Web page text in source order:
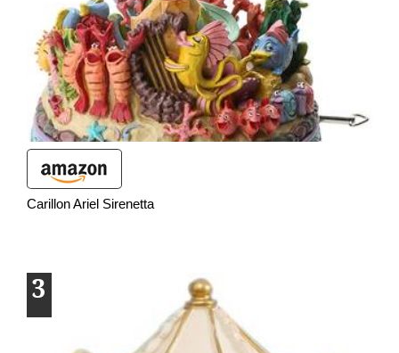
Carillon Ariel Sirenetta
3